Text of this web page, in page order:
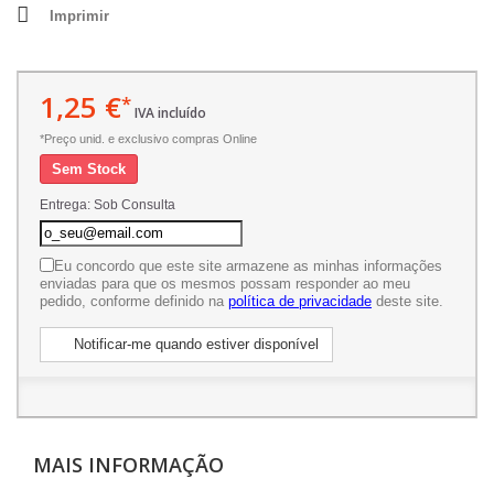
Imprimir
1,25 €*IVA incluído
*Preço unid. e exclusivo compras Online
Sem Stock
Entrega: Sob Consulta
Eu concordo que este site armazene as minhas informações
enviadas para que os mesmos possam responder ao meu
pedido, conforme definido na política de privacidade deste site.
Notificar-me quando estiver disponível
MAIS INFORMAÇÃO